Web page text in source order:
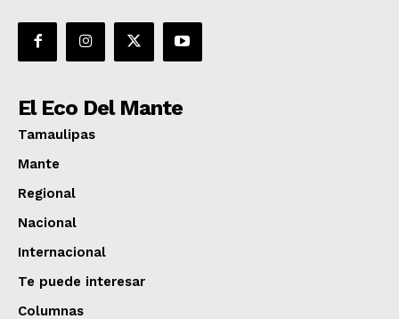
El Eco Del Mante
Tamaulipas
Mante
Regional
Nacional
Internacional
Te puede interesar
Columnas